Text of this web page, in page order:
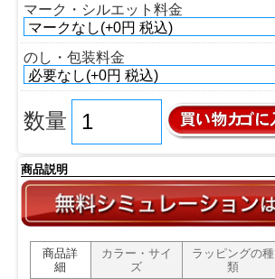
マーク・シルエット料金
のし・包装料金
数量
商品説明
商品詳
細
カラー・サイ
ズ
ラッピングの種
類